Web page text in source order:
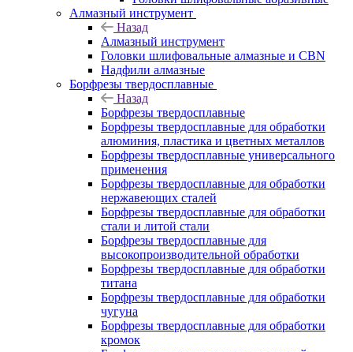
Алмазный инструмент
Назад
Алмазный инструмент
Головки шлифовальные алмазные и CBN
Надфили алмазные
Борфрезы твердосплавные
Назад
Борфрезы твердосплавные
Борфрезы твердосплавные для обработки
алюминия, пластика и цветных металлов
Борфрезы твердосплавные универсального
применения
Борфрезы твердосплавные для обработки
нержавеющих сталей
Борфрезы твердосплавные для обработки
стали и литой стали
Борфрезы твердосплавные для
высокопроизводительной обработки
Борфрезы твердосплавные для обработки
титана
Борфрезы твердосплавные для обработки
чугуна
Борфрезы твердосплавные для обработки
кромок